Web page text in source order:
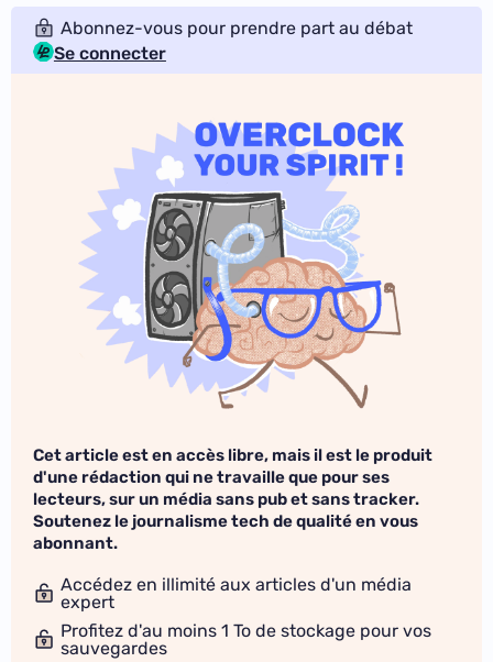
Abonnez-vous pour prendre part au débat
Se connecter
Cet article est en accès libre, mais il est le produit
d'une rédaction qui ne travaille que pour ses
lecteurs, sur un média sans pub et sans tracker.
Soutenez le journalisme tech de qualité en vous
abonnant.
Accédez en illimité aux articles d'un média
expert
Profitez d'au moins 1 To de stockage pour vos
sauvegardes